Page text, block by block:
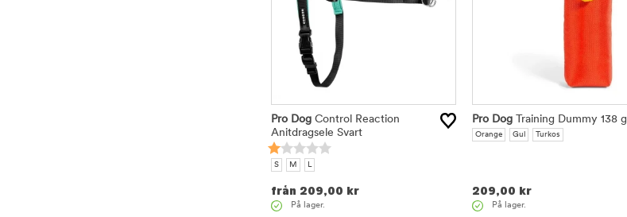
Pro Dog Control Reaction
Anitdragsele Svart
S M L
från 209,00 kr
På lager.
Pro Dog Training Dummy 138 g
Orange Gul Turkos
209,00 kr
På lager.